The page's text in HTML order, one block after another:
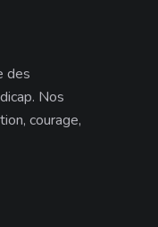
des
Nos
courage,